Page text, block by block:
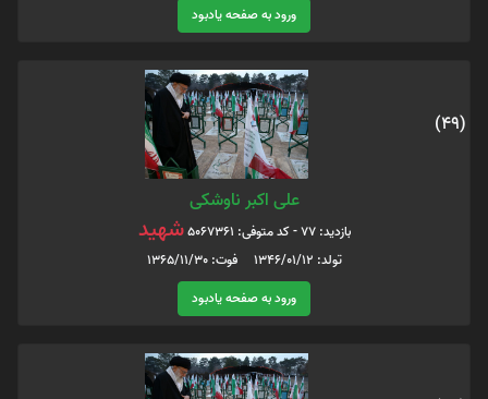
ورود به صفحه یادبود
(49)
علی اکبر ناوشکی
بازدید: 77 - کد متوفی: 5067361 شهید
تولد: 1346/01/12 فوت: 1365/11/30
ورود به صفحه یادبود